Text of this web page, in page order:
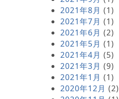
2021年8月 (1)
2021年7月 (1)
2021年6月 (2)
2021年5月 (1)
2021年4月 (5)
2021年3月 (9)
2021年1月 (1)
2020年12月 (2)